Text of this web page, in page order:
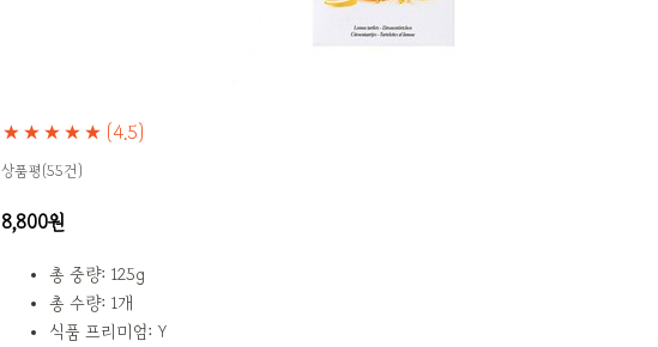
★★★★★ (4.5)
상품평(55건)
8,800원
총 중량: 125g
총 수량: 1개
식품 프리미엄: Y